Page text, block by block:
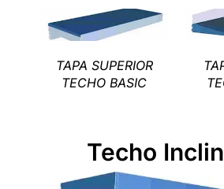
TAPA SUPERIOR
TECHO BASIC
Techo